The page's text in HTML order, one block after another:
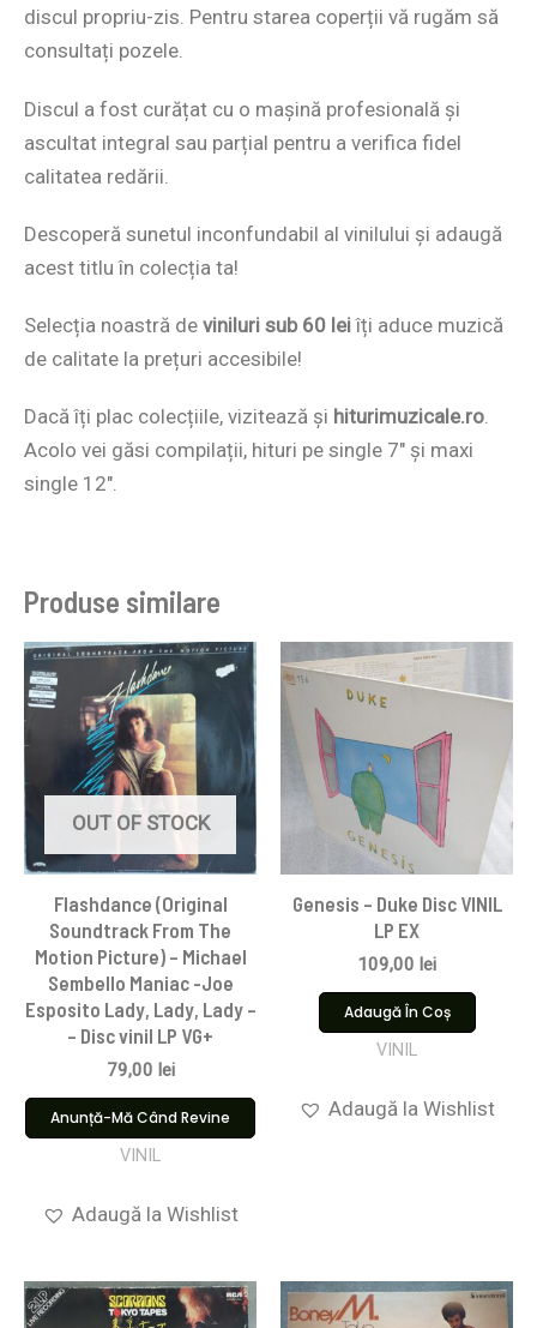
discul propriu-zis. Pentru starea coperții vă rugăm să
consultați pozele.
Discul a fost curățat cu o mașină profesională și
ascultat integral sau parțial pentru a verifica fidel
calitatea redării.
Descoperă sunetul inconfundabil al vinilului și adaugă
acest titlu în colecția ta!
Selecția noastră de viniluri sub 60 leiîți aduce muzică
de calitate la prețuri accesibile!
Dacă îți plac colecțiile, vizitează și hiturimuzicale.ro.
Acolo vei găsi compilații, hituri pe single 7″ și maxi
single 12″.
Produse similare
OUT OF STOCK
Flashdance (Original
Soundtrack From The
Motion Picture) – Michael
Sembello Maniac -Joe
Esposito Lady, Lady, Lady –
– Disc vinil LP VG+
79,00 lei
Anunță-Mă Când Revine
VINIL
Adaugă la Wishlist
Genesis – Duke Disc VINIL
LP EX
109,00 lei
Adaugă În Coș
VINIL
Adaugă la Wishlist